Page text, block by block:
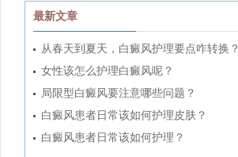
最新文章
从春天到夏天，白癜风护理要点咋转换？
女性该怎么护理白癜风呢？
局限型白癜风要注意哪些问题？
白癜风患者日常该如何护理皮肤？
白癜风患者日常该如何护理？